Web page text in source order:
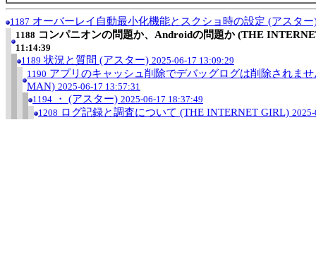
1187 オーバーレイ自動最小化機能とスクショ時の設定 (アスタ
1188 コンパニオンの問題か、Androidの問題か (THE
11:14:39
1189 状況と質問 (アスター) 2025-06-17 13:09:29
1190 アプリのキャッシュ削除でデバッグログは削除されま
MAN) 2025-06-17 13:57:31
1194 ・ (アスター) 2025-06-17 18:37:49
1208 ログ記録と調査について (THE INTERNET GIRL)